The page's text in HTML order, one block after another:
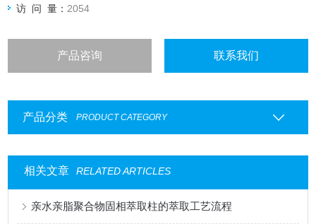
访 问 量： 2054
产品咨询 联系我们
产品分类 PRODUCT CATEGORY
相关文章 RELATED ARTICLES
亲水亲脂聚合物固相萃取柱的萃取工艺流程